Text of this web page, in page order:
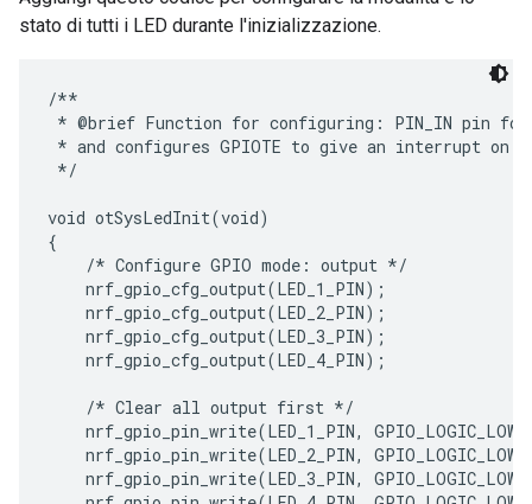
stato di tutti i LED durante l'inizializzazione.
/**
* @brief Function for configuring: PIN_IN pin
* and configures GPIOTE to give an interrupt on
*/
void otSysLedInit(void)
{
    /* Configure GPIO mode: output */
    nrf_gpio_cfg_output(LED_1_PIN);
    nrf_gpio_cfg_output(LED_2_PIN);
    nrf_gpio_cfg_output(LED_3_PIN);
    nrf_gpio_cfg_output(LED_4_PIN);
    /* Clear all output first */
nrf_gpio_pin_write(LED_1_PIN,
nrf_gpio_pin_write(LED_2_PIN,
nrf_gpio_pin_write(LED_3_PIN,